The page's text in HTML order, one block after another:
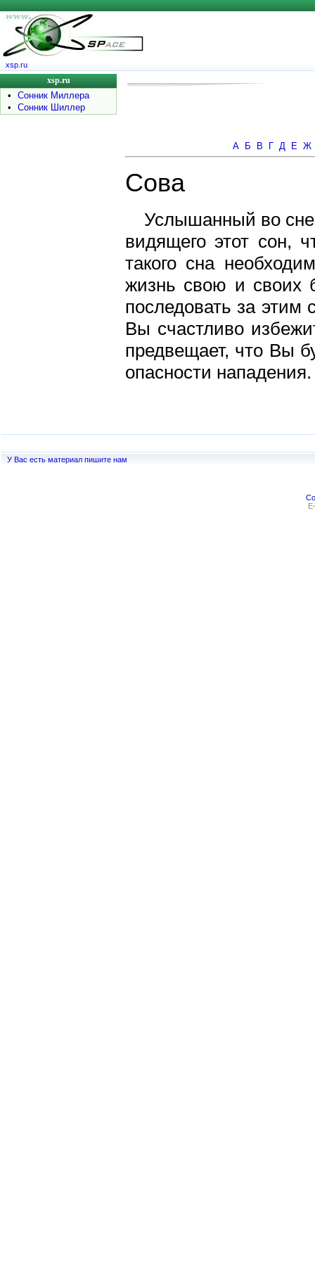
xsp.ru
xsp.ru
•
Сонник Миллера
•
Сонник Шиллер
А Б В Г Д Е Ж
Сова
Услышанный во сне
видящего этот сон,
такого сна
жизнь свою и своих
последовать за этим
Вы счастливо
предвещает, что Вы
опасности нападения.
У Вас есть материал пишите нам